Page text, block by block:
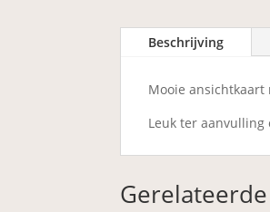
Beschrijving
Mooie
Leuk ter aanvulling